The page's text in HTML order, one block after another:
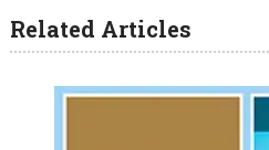
Related Articles